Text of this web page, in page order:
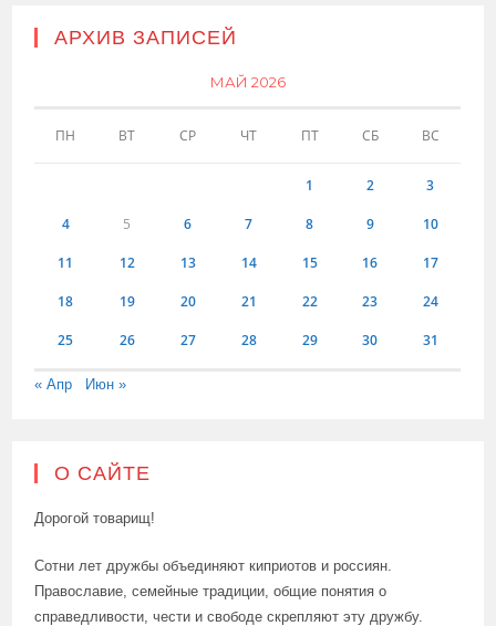
АРХИВ ЗАПИСЕЙ
МАЙ 2026
ПН ВТ СР ЧТ ПТ СБ ВС
1 2 3
4 5 6 7 8 9 10
11 12 13 14 15 16 17
18 19 20 21 22 23 24
25 26 27 28 29 30 31
« Апр Июн »
О САЙТЕ
Дорогой товарищ!
Сотни лет дружбы объединяют киприотов и россиян.
Православие, семейные традиции, общие понятия о
справедливости, чести и свободе скрепляют эту дружбу.